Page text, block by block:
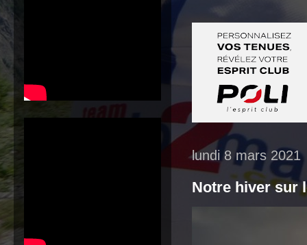
lundi 8 mars 2021
Notre hiver sur